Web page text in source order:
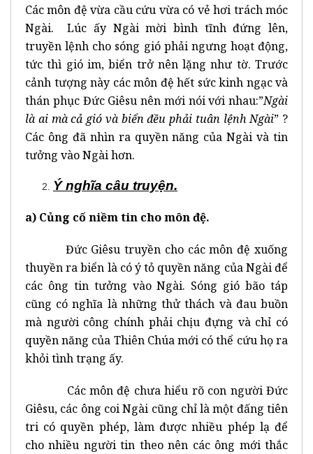
Các môn đệ vừa cầu cứu vừa có vẻ hơi trách móc
Ngài. Lúc ấy Ngài mời bình tĩnh đứng lên,
truyền lệnh cho sóng gió phải ngưng hoạt động,
tức thì gió im, biển trở nên lặng như tờ. Trước
cảnh tượng này các môn đệ hết sức kinh ngạc và
thán phục Đức Giêsu nên mới nói với nhau:”Ngài
là ai mà cả gió và biển đều phải tuân lệnh Ngài” ?
Các ông đã nhìn ra quyền năng của Ngài và tin
tưởng vào Ngài hơn.
Ý nghĩa câu truyện.
a) Củng cố niềm tin cho môn đệ.
Đức Giêsu truyền cho các môn đệ xuống
thuyền ra biển là có ý tỏ quyền năng của Ngài để
các ông tin tưởng vào Ngài. Sóng gió bão táp
cũng có nghĩa là những thử thách và đau buồn
mà người công chính phải chịu đựng và chỉ có
quyền năng của Thiên Chúa mới có thể cứu họ ra
khỏi tình trạng ấy.
Các môn đệ chưa hiểu rõ con người Đức
Giêsu, các ông coi Ngài cũng chỉ là một đấng tiên
tri có quyền phép, làm được nhiều phép lạ để
cho nhiều người tin theo nên các ông mới thắc